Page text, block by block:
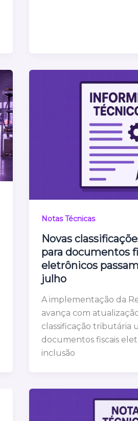
Notas Técnicas
Novas
para documentos
eletrônicos
julho
A implementação da
avança com
classificação tributária
documentos fiscais
inclusão